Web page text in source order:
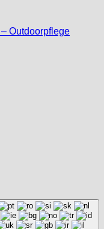
Outdoorpflege